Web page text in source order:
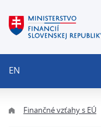
EN
Finančné vzťahy s EÚ